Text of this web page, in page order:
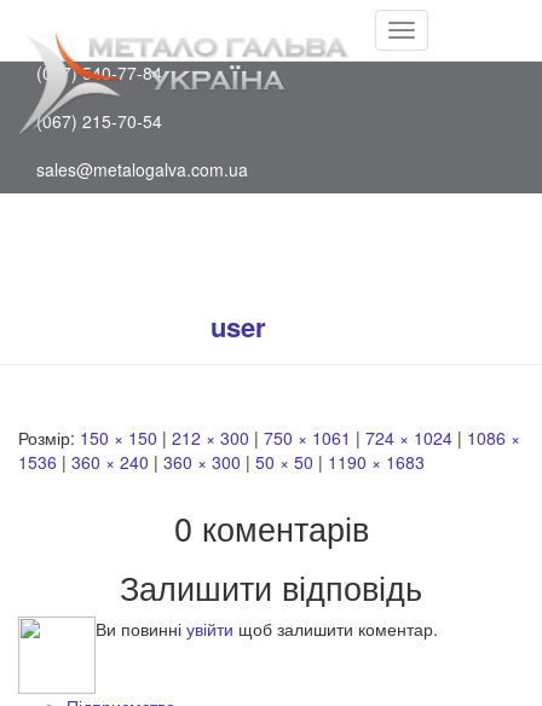
(067) 540-77-84
(067) 215-70-54
sales@metalogalva.com.ua
Перемкнути
userна
Розмір: 150 × 150 | 212 × 300 | 750 × 1061 | 724 × 1024 | 1086 ×
1536 | 360 × 240 | 360 × 300 | 50 × 50 | 1190 × 1683
0 коментарів
Залишити відповідь
Ви повинні увійти щоб залишити коментар.